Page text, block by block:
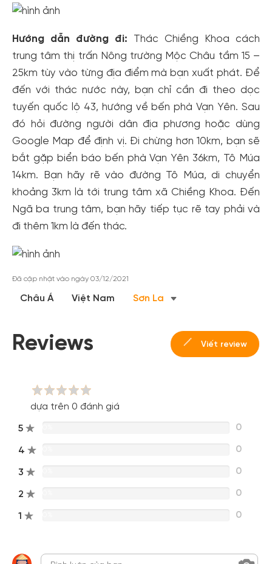
Hướng dẫn đường đi: Thác Chiềng Khoa cách
trung tâm thị trấn Nông trường Mộc Châu tầm 15 –
25km tùy vào từng địa điểm mà bạn xuất phát. Để
đến với thác nước này, bạn chỉ cần đi theo dọc
tuyến quốc lộ 43, hướng về bến phà Vạn Yên. Sau
đó hỏi đường người dân địa phương hoặc dùng
Google Map để định vị. Đi chừng hơn 10km, bạn sẽ
bắt gặp biển báo bến phà Vạn Yên 36km, Tô Múa
14km. Bạn hãy rẽ vào đường Tô Múa, di chuyển
khoảng 3km là tới trung tâm xã Chiềng Khoa. Đến
Ngã ba trung tâm, bạn hãy tiếp tục rẽ tay phải và
đi thêm 1km là đến thác.
Đã cập nhật vào ngày 03/12/2021
Châu Á Việt Nam Sơn La
Reviews Viết review
dựa trên 0 đánh giá
5 0
4 0
3 0
2 0
1 0
Tạo tài khoản nhanh - nhận nhiều ưu
đãi!
Tạo tài khoản để có thể nhận ngay các ưu đãi
dành cho thành viên đến từ các đối tác của Gody.vn dành
cho cộng đồng.
Đăng ký
Đăng nhập Facebook